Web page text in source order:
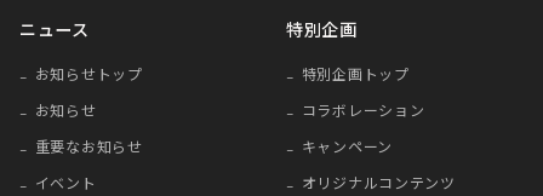
ニュース
お知らせトップ
お知らせ
重要なお知らせ
イベント
特別企画
特別企画トップ
コラボレーション
キャンペーン
オリジナルコンテンツ